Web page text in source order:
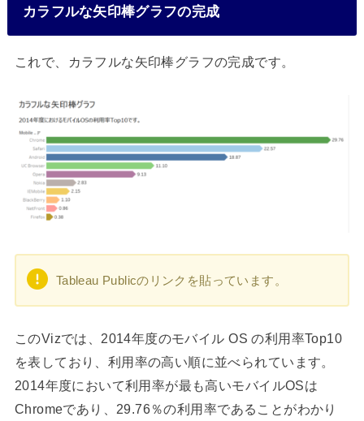
カラフルな矢印棒グラフの完成
これで、カラフルな矢印棒グラフの完成です。
Tableau Publicのリンクを貼っています。
このVizでは、2014年度のモバイル OS の利用率Top10
を表しており、利用率の高い順に並べられています。
2014年度において利用率が最も高いモバイルOSは
Chromeであり、29.76％の利用率であることがわかり